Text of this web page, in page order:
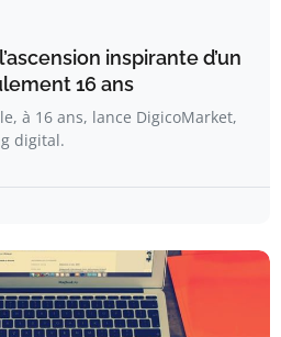
inspirante d’un
16 ans
à 16 ans, lance DigicoMarket,
digital.